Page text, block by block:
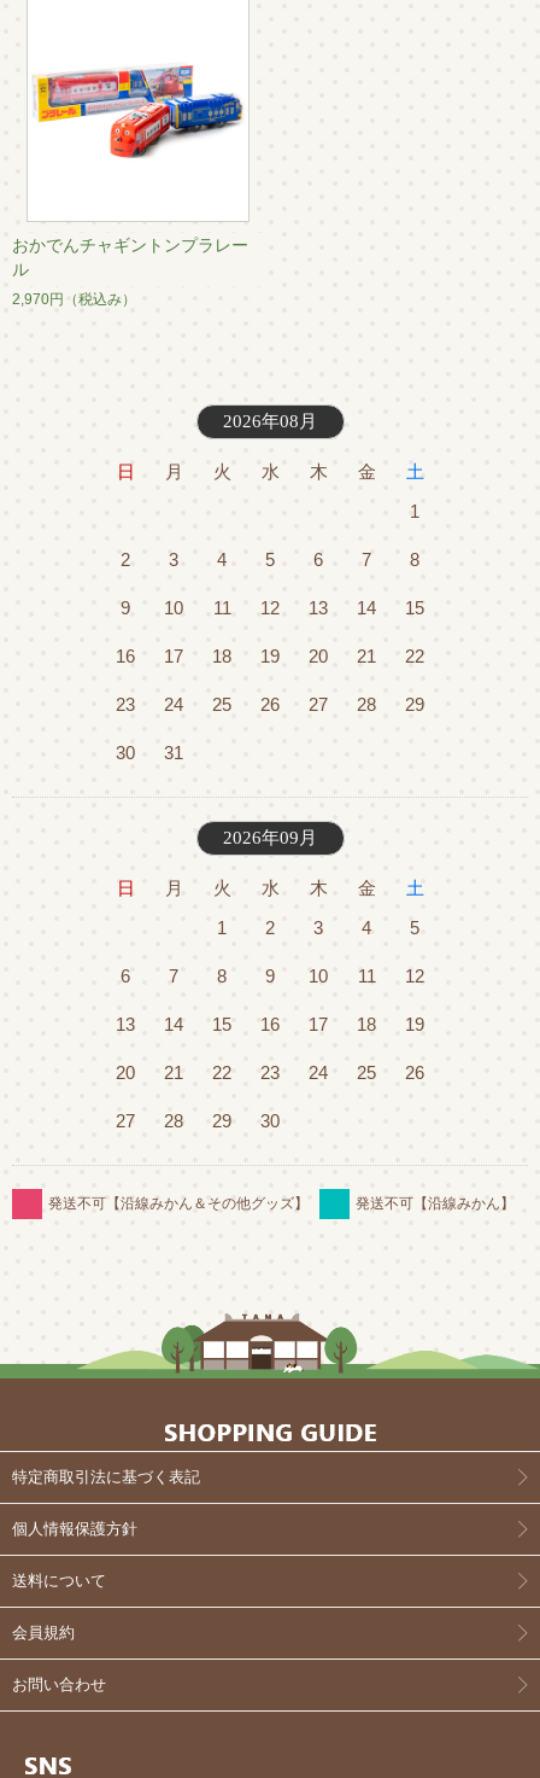
おかでんチャギントンプラレー
ル
2,970円 （税込み）
2026年08月
日 月 火 水 木 金
土
1
2 3 4 5 6 7 8
9 10 11 12 13 14 15
16 17 18 19 20 21 22
23 24 25 26 27 28 29
30 31
2026年09月
日 月 火 水 木 金
土
1
2 3 4 5
6 7 8 9 10 11 12
13 14 15 16 17 18 19
20 21 22 23 24 25 26
27 28 29 30
発送不可【沿線みかん＆その他グッズ】 発送不可【沿線みかん】
特定商取引法に基づく表記
個人情報保護方針
送料について
会員規約
お問い合わせ